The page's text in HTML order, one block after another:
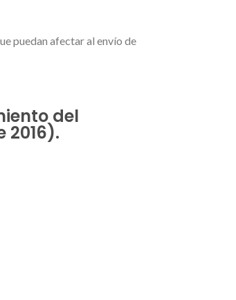
puedan afectar al envío de
del
2016).